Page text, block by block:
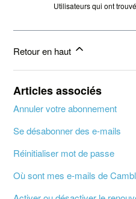
Utilisateurs qui ont
Retour en haut
Articles associés
Annuler votre abonnement
Se désabonner des e-mails
Réinitialiser mot de passe
Où sont mes e-mails de